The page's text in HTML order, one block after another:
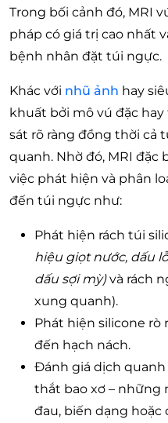
Trong bối cảnh đó, MRI
pháp có giá trị cao nhất
bệnh nhân đặt túi ngực.
Khác với nhũ ảnh hay
khuất bởi mô vú đặc
sát rõ ràng đồng thời cả
quanh. Nhờ đó, MRI
việc phát hiện và phân
đến túi ngực như:
Phát hiện rách túi
hiệu giọt nước, dấu
dấu sợi mỳ) và rách
xung quanh).
Phát hiện silicone rò
đến hạch nách.
Đánh giá dịch
thắt bao xơ – những
đau, biến dạng hoặc